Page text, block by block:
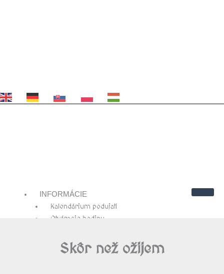
INFORMÁCIE
Kalendárium podujatí
Otváracie hodiny
Kontakty
Návštevnícky poriadok
Skôr než ožijem